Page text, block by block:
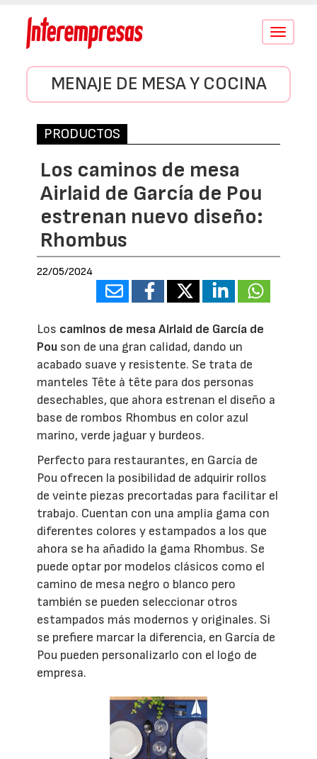
Conmutar
MENAJE DE MESA Y COCINA
PRODUCTOS
Los caminos de mesa
Airlaid de García de Pou
estrenan nuevo diseño:
Rhombus
22/05/2024
Los caminos de mesa Airlaid de García de
Pou son de una gran calidad, dando un
acabado suave y resistente. Se trata de
manteles Tête à tête para dos personas
desechables, que ahora estrenan el diseño a
base de rombos Rhombus en color azul
marino, verde jaguar y burdeos.
Perfecto para restaurantes, en García de
Pou ofrecen la posibilidad de adquirir rollos
de veinte piezas precortadas para facilitar el
trabajo. Cuentan con una amplia gama con
diferentes colores y estampados a los que
ahora se ha añadido la gama Rhombus. Se
puede optar por modelos clásicos como el
camino de mesa negro o blanco pero
también se pueden seleccionar otros
estampados más modernos y originales. Si
se prefiere marcar la diferencia, en García de
Pou pueden personalizarlo con el logo de
empresa.